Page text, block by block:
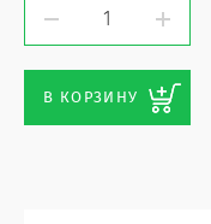
В КОРЗИНУ